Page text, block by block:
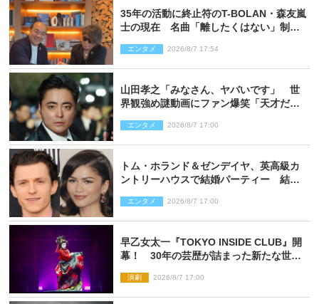
35年の活動に終止符のT-BOLAN・森友嵐
士の現在 名曲「離したくはない」制作
エンタメ 2026/8/7 17:54
山田孝之「みなさん、ヤバいです」 世
界観強め謎動画にファン爆笑「天才だ
エンタメ 2026/8/7 17:00
トム・ホランド＆ゼンデイヤ、英高級カ
ントリーハウスで結婚パーティー 結婚
エンタメ 2026/8/7 17:00
早乙女太一『TOKYO INSIDE CLUB』開
幕！ 30年の芸歴が詰まった新たな世界
演劇 2026/8/7 17:00